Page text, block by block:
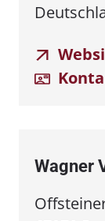
Wagner